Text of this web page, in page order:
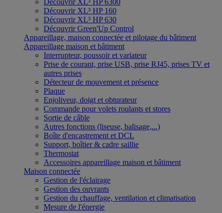
Découvrir XL³ HP 6300
Découvrir XL³ HP 160
Découvrir XL³ HP 630
Découvrir Green'Up Control
Appareillage, maison connectée et pilotage du bâtiment
Appareillage maison et bâtiment
Interrupteur, poussoir et variateur
Prise de courant, prise USB, prise RJ45, prises TV et
autres prises
Détecteur de mouvement et présence
Plaque
Enjoliveur, doigt et obturateur
Commande pour volets roulants et stores
Sortie de câble
Autres fonctions (liseuse, balisage,...)
Boîte d'encastrement et DCL
Support, boîtier & cadre saillie
Thermostat
Accessoires appareillage maison et bâtiment
Maison connectée
Gestion de l'éclairage
Gestion des ouvrants
Gestion du chauffage, ventilation et climatisation
Mesure de l'énergie